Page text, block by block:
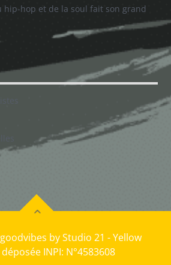
hip-hop et de la soul fait son grand
by Studio 21 - Yellow
INPI: N°4583608